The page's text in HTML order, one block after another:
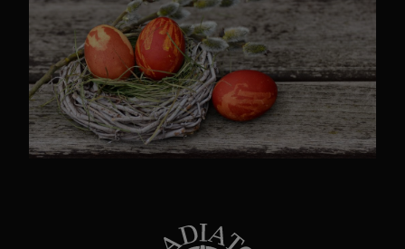
TREENIKALENTERI